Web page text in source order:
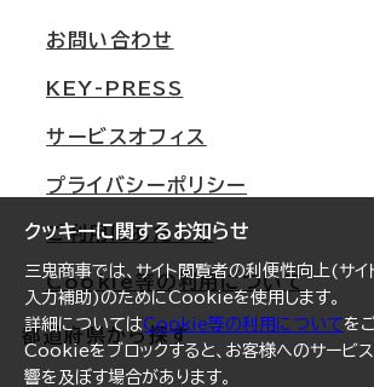
クッキーに関するお知らせ
三鬼商事では、サイト閲覧者の利便性向上(サイ
入力補助)のためにCookieを使用します。
詳細についてはCookie等の利用についてを
Cookieをブロックすると、お客様へのサービ
響を及ぼす場合があります。
オフィス移転Q&A
大阪
名古屋
札幌
仙台
横浜
福岡
オフィスリポート
お問い合わせ
KEY-PRESS
サービスオフィス
プライバシーポリシー
ご利用にあたって
Cookie等の利用について
都道府県から探す